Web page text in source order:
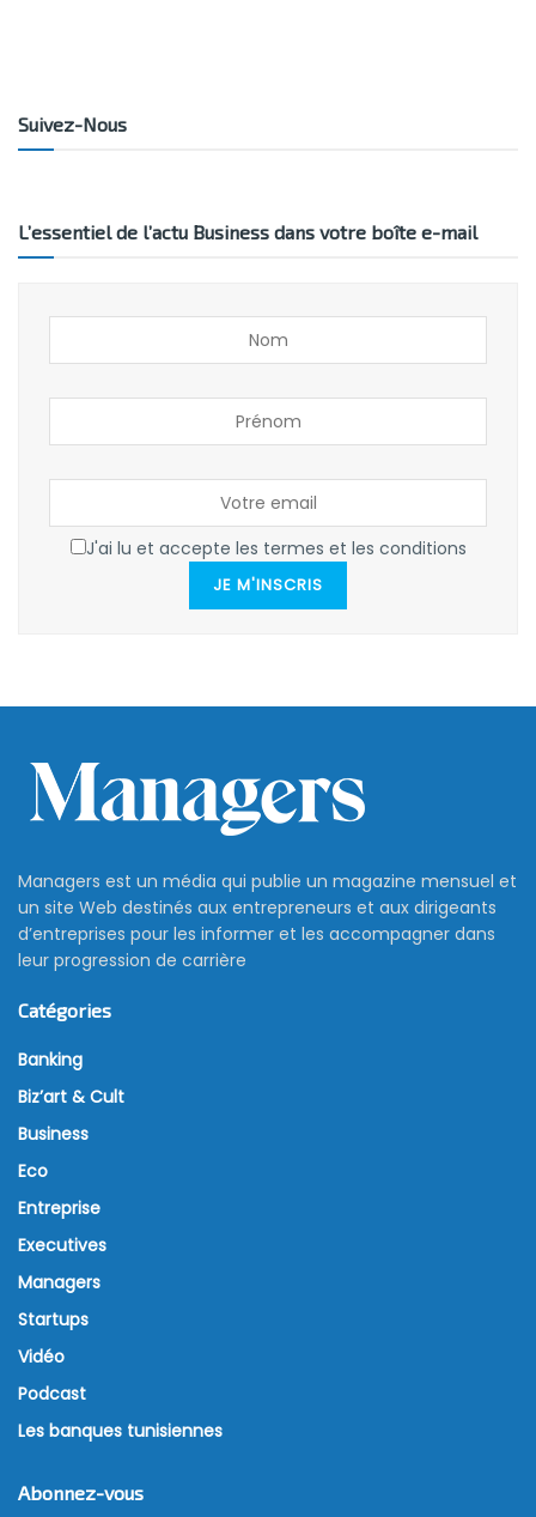
Suivez-Nous
L’essentiel de l’actu Business dans votre boîte e-mail
J'ai lu et accepte les termes et les conditions
JE M'INSCRIS
Managers est un média qui publie un magazine mensuel et
un site Web destinés aux entrepreneurs et aux dirigeants
d’entreprises pour les informer et les accompagner dans
leur progression de carrière
Catégories
Banking
Biz’art & Cult
Business
Eco
Entreprise
Executives
Managers
Startups
Vidéo
Podcast
Les banques tunisiennes
Abonnez-vous